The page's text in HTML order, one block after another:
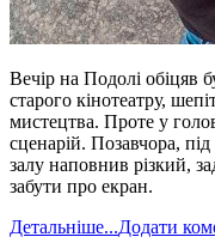
Вечір на Подолі обіцяв
старого кінотеатру,
мистецтва. Проте у
сценарій. Позавчора,
залу наповнив різкий,
забути про екран.
Детальніше...Додати